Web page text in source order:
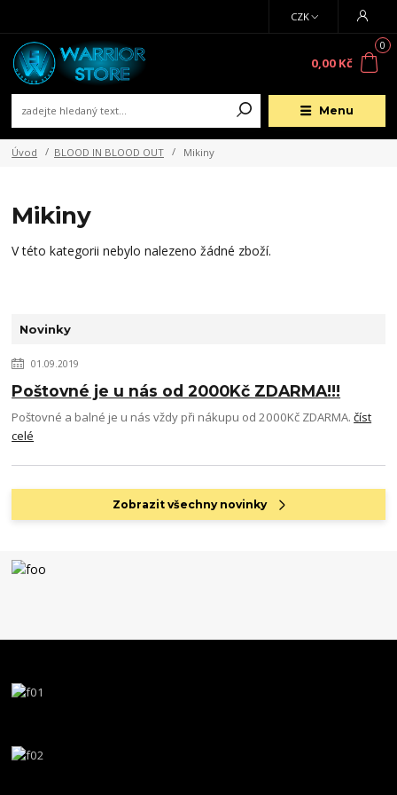
Menu
CZK
0
0,00 Kč
Úvod BLOOD IN BLOOD OUT Mikiny
Mikiny
V této kategorii nebylo nalezeno žádné zboží.
Novinky
01.09.2019
Poštovné je u nás od 2000Kč ZDARMA!!!
Poštovné a balné je u nás vždy při nákupu od 2000Kč ZDARMA.číst
celé
Zobrazit všechny novinky